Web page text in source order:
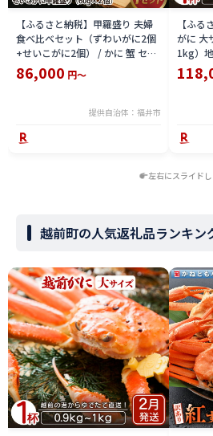
【ふるさと納税】甲羅盛り 夫婦
食べ比べセット（ずわいがに2個
+せいこがに2個） / かに 蟹 セイ
コ ずわい ズワイ 内子 外子 国産
冷凍 冬 冬の味覚 珍味 グルメ 国
86,000 円～
提供自治体：福井市
【ふ
がに 大
1kg）
塩加減
ズワイ
送分
x004_02]
左右にスライド
越前町の人気返礼品ランキン